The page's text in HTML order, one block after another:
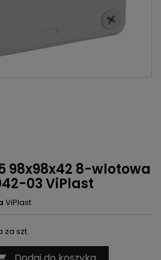
98x98x42 8-wlotowa
03 ViPlast
ViPlast
za szt.